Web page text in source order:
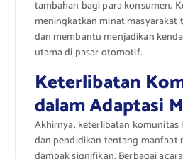
tambahan bagi para konsumen.
meningkatkan minat
dan membantu menjadikan
utama di pasar otomotif.
Keterlibatan
dalam Adaptasi
Akhirnya, keterlibatan komunitas
dan pendidikan tentang manfaat